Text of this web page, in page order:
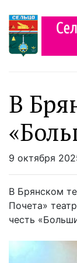
В
9 октября
В Брянском
Почета»
честь